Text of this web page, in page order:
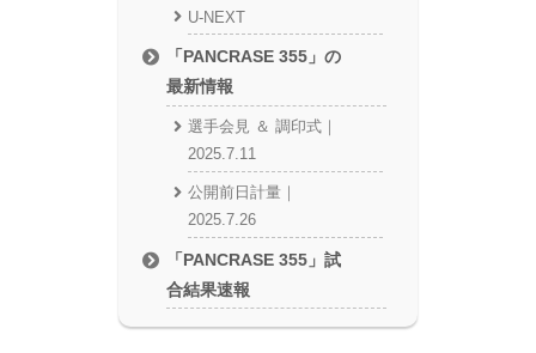
U-NEXT
「PANCRASE 355」の
最新情報
選手会見 ＆ 調印式｜
2025.7.11
公開前日計量｜
2025.7.26
「PANCRASE 355」試
合結果速報